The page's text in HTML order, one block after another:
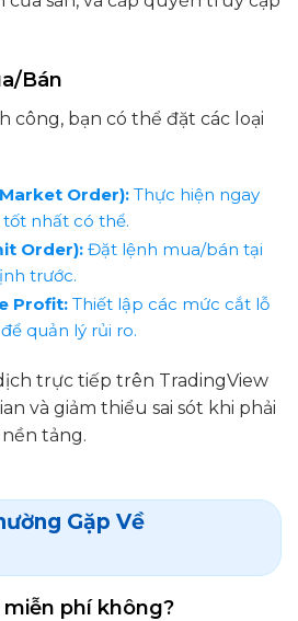
Bán
công, bạn có thể đặt các loại
Order):Thực hiện ngay
nhất có thể.
Order):Đặt lệnh mua/bán tại
trước.
Profit:Thiết lập các mức cắt lỗ
quản lý rủi ro.
trực tiếp trên TradingView
và giảm thiểu sai sót khi phải
tảng.
Gặp Về
phí không?